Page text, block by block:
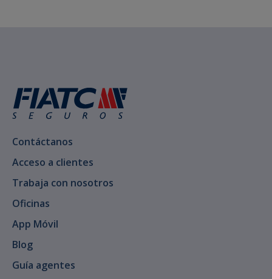
Contáctanos
Acceso a clientes
Trabaja con nosotros
Oficinas
App Móvil
Blog
Guía agentes